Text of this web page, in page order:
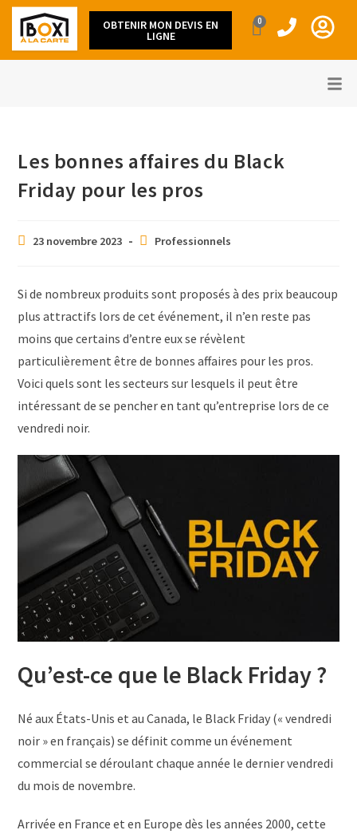
OBTENIR MON DEVIS EN
LIGNE
0
Les bonnes affaires du Black
Friday pour les pros
23 novembre 2023 Professionnels
Si de nombreux produits sont proposés à des prix beaucoup
plus attractifs lors de cet événement, il n’en reste pas
moins que certains d’entre eux se révèlent
particulièrement être de bonnes affaires pour les pros.
Voici quels sont les secteurs sur lesquels il peut être
intéressant de se pencher en tant qu’entreprise lors de ce
vendredi noir.
Qu’est-ce que le Black Friday ?
Né aux États-Unis et au Canada, le Black Friday (« vendredi
noir » en français) se définit comme un événement
commercial se déroulant chaque année le dernier vendredi
du mois de novembre.
Arrivée en France et en Europe dès les années 2000, cette